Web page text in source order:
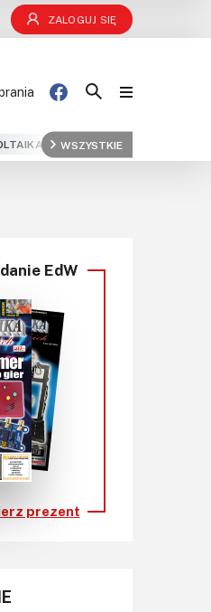
ZALOGUJ SIĘ
FPGA GPS
WSZYSTKIE
EdW
prezent